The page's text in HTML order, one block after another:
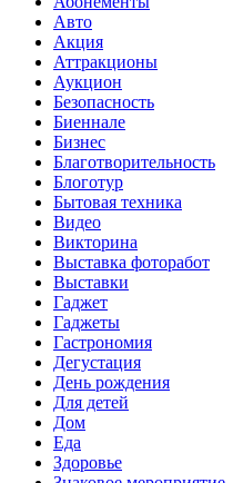
Авто
Акция
Аттракционы
Аукцион
Безопасность
Биеннале
Бизнес
Благотворительность
Блоготур
Бытовая техника
Видео
Викторина
Выставка фоторабот
Выставки
Гаджет
Гаджеты
Гастрономия
Дегустация
День рождения
Для детей
Дом
Еда
Здоровье